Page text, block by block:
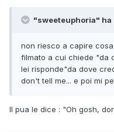
"sweeteuphoria" ha
non riesco a capire
filmato a cui chiede "da
lei risponde"da dove
don't tell me... e poi mi
Il pua le dice : "Oh gosh,